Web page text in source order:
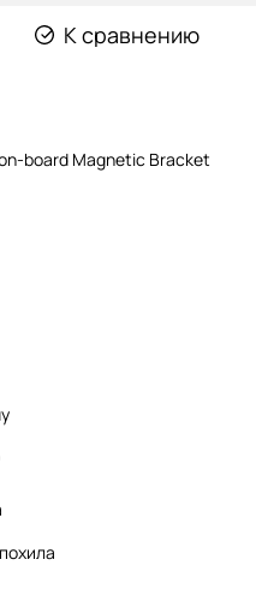
К сравнению
board Magnetic Bracket